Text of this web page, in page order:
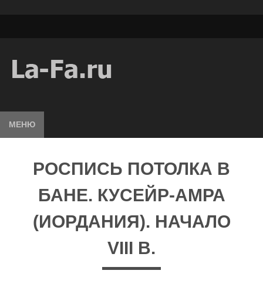
МЕНЮ
РОСПИСЬ ПОТОЛКА В
БАНЕ. КУСЕЙР-АМРА
(ИОРДАНИЯ). НАЧАЛО
VIII В.